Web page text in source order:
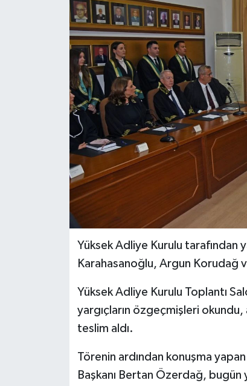
Yüksek Adliye Kurulu tarafından
Karahasanoğlu, Argun Korudağ
Yüksek Adliye Kurulu Toplantı
yargıçların özgeçmişleri
teslim aldı.
Törenin ardından konuşma
Başkanı Bertan Özerdağ,
ESENTEPE
GAZİMAĞUSA
GÜNDEM
GÜNEY KIBRIS
İÇ HABERLER
KÜLTÜR SANAT
LEFKOŞA
Nöbetçi Eczaneler
ÖZEL HABER